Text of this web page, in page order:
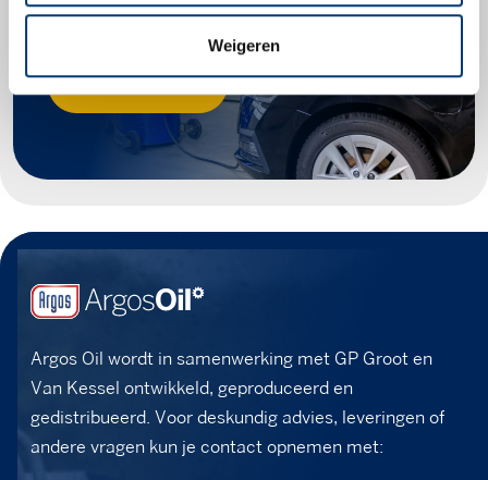
Weigeren
voor jouw voertuig.
Argos Oil wordt in samenwerking met GP Groot en
Van Kessel ontwikkeld, geproduceerd en
gedistribueerd. Voor deskundig advies, leveringen of
andere vragen kun je contact opnemen met: